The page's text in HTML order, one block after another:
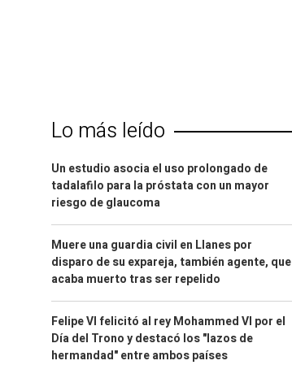
Lo más leído
Un estudio asocia el uso prolongado de
tadalafilo para la próstata con un mayor
riesgo de glaucoma
Muere una guardia civil en Llanes por
disparo de su expareja, también agente, que
acaba muerto tras ser repelido
Felipe VI felicitó al rey Mohammed VI por el
Día del Trono y destacó los "lazos de
hermandad" entre ambos países